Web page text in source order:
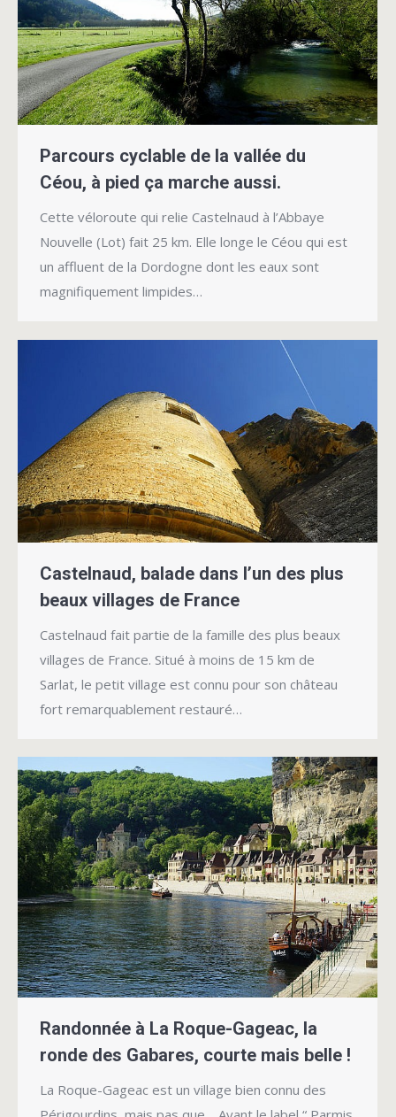
Parcours cyclable de la vallée du
Céou, à pied ça marche aussi.
Cette véloroute qui relie Castelnaud à l’Abbaye
Nouvelle (Lot) fait 25 km. Elle longe le Céou qui est
un affluent de la Dordogne dont les eaux sont
magnifiquement limpides…
Castelnaud, balade dans l’un des plus
beaux villages de France
Castelnaud fait partie de la famille des plus beaux
villages de France. Situé à moins de 15 km de
Sarlat, le petit village est connu pour son château
fort remarquablement restauré…
Randonnée à La Roque-Gageac, la
ronde des Gabares, courte mais belle !
La Roque-Gageac est un village bien connu des